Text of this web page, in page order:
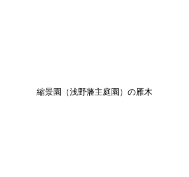
縮景園（浅野藩主庭園）の雁木